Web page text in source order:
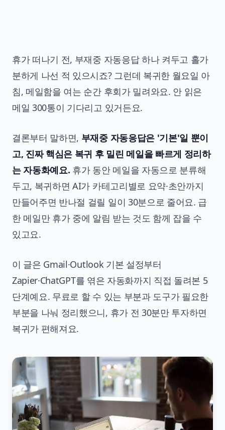
휴가 떠나기 전, 부재중 자동응답 하나 켜두고 홀가
분하게 나선 적 있으시죠? 그런데 복귀한 월요일 아
침, 메일함을 여는 순간 후회가 밀려와요. 안 읽은
메일 300통이 기다리고 있거든요.
결론부터 말하면, 부재중 자동응답은 '기본'일 뿐이
고, 진짜 핵심은 복귀 후 밀린 메일을 빠르게 정리하
는 자동화예요. 휴가 동안 메일을 자동으로 분류해
두고, 복귀하면 AI가 카테고리별로 요약·초안까지
만들어주면 반나절 걸릴 일이 30분으로 줄어요. 급
한 메일만 휴가 중에 알림 받는 것도 함께 잡을 수
있고요.
이 글은 Gmail·Outlook 기본 설정부터
Zapier·ChatGPT를 엮은 자동화까지 직접 돌려본 5
단계예요. 무료로 할 수 있는 부분과 도구가 필요한
부분을 나눠 정리했으니, 휴가 전 30분만 투자하면
복귀가 편해져요.